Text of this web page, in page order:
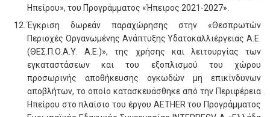
Ηπείρου», του Προγράμματος «Ήπειρος 2021-2027».
Έγκριση δωρεάν παραχώρησης στην «Θεσπρωτών
Περιοχές Οργανωμένης Ανάπτυξης Υδατοκαλλιέργειας Α.Ε.
(ΘΕΣ.Π.Ο.Α.Υ. Α.Ε.)», της χρήσης και λειτουργίας των
εγκαταστάσεων και του εξοπλισμού του χώρου
προσωρινής αποθήκευσης ογκωδών μη επικίνδυνων
αποβλήτων, το οποίο κατασκευάσθηκε από την Περιφέρεια
Ηπείρου στο πλαίσιο του έργου AETHER του Προγράμματος